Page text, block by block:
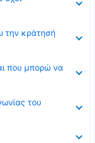
την κράτησή
που μπορώ να
του